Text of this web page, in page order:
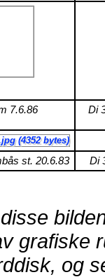
7.6.86 Di
st. 20.6.83 Di
grafiske
og